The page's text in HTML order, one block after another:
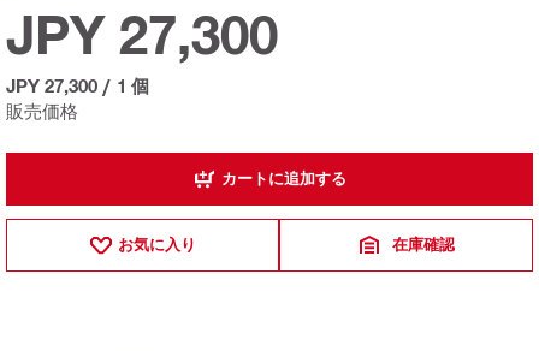
販売価格
JPY 27,300
JPY 27,300 / 1 個
カートに追加する
お気に入り 在庫確認